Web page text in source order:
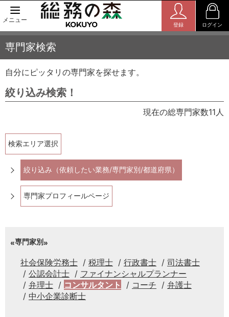
メニュー
登録 ログイン
専門家検索
自分にピッタリの専門家を探せます。
絞り込み検索！
現在の総専門家数11人
検索エリア選択
絞り込み（依頼したい業務/専門家別/都道府県）
専門家プロフィールページ
専門家別
社会保険労務士 税理士 行政書士
司法書士
公認会計士
ファイナンシャルプランナー
弁理士
コンサルタント コーチ
弁護士
中小企業診断士